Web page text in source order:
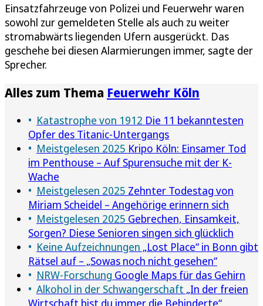
Einsatzfahrzeuge von Polizei und Feuerwehr waren
sowohl zur gemeldeten Stelle als auch zu weiter
stromabwärts liegenden Ufern ausgerückt. Das
geschehe bei diesen Alarmierungen immer, sagte der
Sprecher.
Alles zum Thema Feuerwehr Köln
Katastrophe von 1912 Die 11 bekanntesten
Opfer des Titanic-Untergangs
Meistgelesen 2025 Kripo Köln: Einsamer Tod
im Penthouse – Auf Spurensuche mit der K-
Wache
Meistgelesen 2025 Zehnter Todestag von
Miriam Scheidel – Angehörige erinnern sich
Meistgelesen 2025 Gebrechen, Einsamkeit,
Sorgen? Diese Senioren singen sich glücklich
Keine Aufzeichnungen „Lost Place“ in Bonn gibt
Rätsel auf – „Sowas noch nicht gesehen“
NRW-Forschung Google Maps für das Gehirn
Alkohol in der Schwangerschaft „In der freien
Wirtschaft bist du immer die Behinderte“